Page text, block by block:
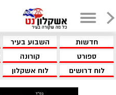
חדשות השבוע בעיר
ספורט
קורונה
לוח דרושים
לוח אשקלון